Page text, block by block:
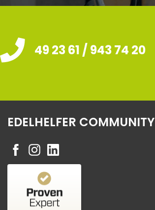
49 23 61 / 943 74 20
EDELHELFER COMMUNITY
Kundenbewertungen und Erfahrungen zu